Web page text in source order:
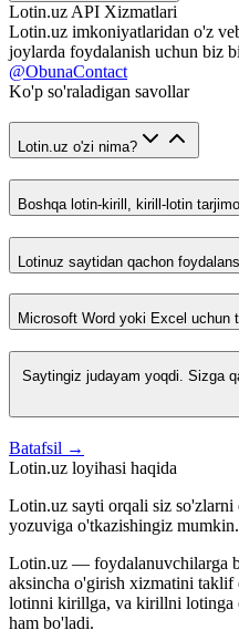
Lotin.uz API Xizmatlari
Lotin.uz imkoniyatlaridan o'z
joylarda foydalanish uchun biz
@ObunaContact
Ko'p so'raladigan savollar
Lotin.uz o'zi nima?
Boshqa lotin-kirill, kirill-lotin
Lotinuz saytidan qachon
Microsoft Word yoki Excel uchun
Saytingiz judayam yoqdi. Sizga
Batafsil →
Lotin.uz loyihasi haqida
Lotin.uz sayti orqali siz
yozuviga o'tkazishingiz mumkin.
Lotin.uz — foydalanuvchilarga
aksincha o'girish xizmatini taklif
lotinni kirillga, va kirillni lotinga
ham bo'ladi.